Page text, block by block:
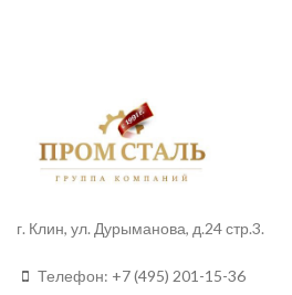
г. Клин, ул. Дурыманова, д.24 стр.3.
Телефон: +7 (495) 201-15-36